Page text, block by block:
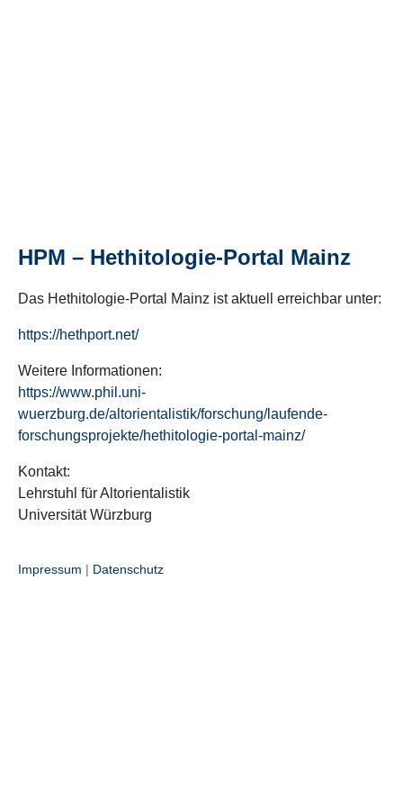
HPM – Hethitologie-Portal Mainz
Das Hethitologie-Portal Mainz ist aktuell erreichbar unter:
https://hethport.net/
Weitere Informationen:
https://www.phil.uni-
wuerzburg.de/altorientalistik/forschung/laufende-
forschungsprojekte/hethitologie-portal-mainz/
Kontakt:
Lehrstuhl für Altorientalistik
Universität Würzburg
Impressum | Datenschutz